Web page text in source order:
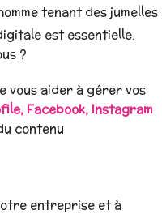
est essentielle.
?
vous aider à gérer vos
Facebook, Instagram
contenu
entreprise et à